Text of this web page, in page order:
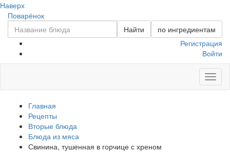
Наверх
Поварёнок
Найти
по ингредиентам
Регистрация
Войти
Главная
Рецепты
Вторые блюда
Блюда из мяса
Свинина, тушенная в горчице с хреном